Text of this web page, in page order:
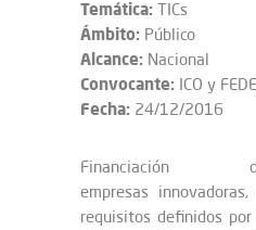
Temática: TICs
Ámbito: Público
Alcance: Nacional
Convocante: ICO y
Fecha: 24/12/2016
Financiación
empresas
requisitos definidos